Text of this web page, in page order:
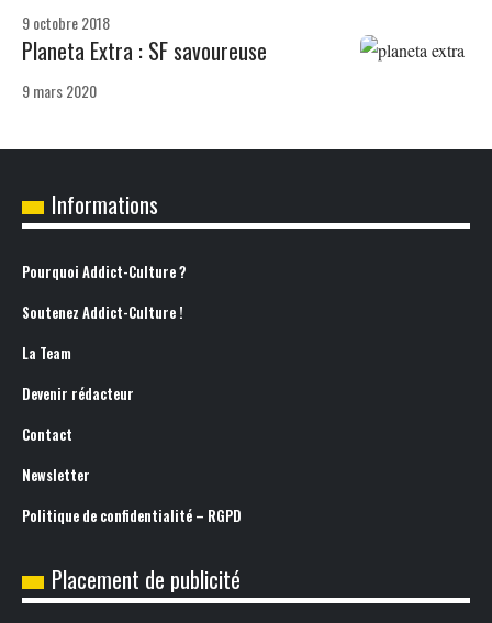
9 octobre 2018
Planeta Extra : SF savoureuse
9 mars 2020
Informations
Pourquoi Addict-Culture ?
Soutenez Addict-Culture !
La Team
Devenir rédacteur
Contact
Newsletter
Politique de confidentialité – RGPD
Placement de publicité